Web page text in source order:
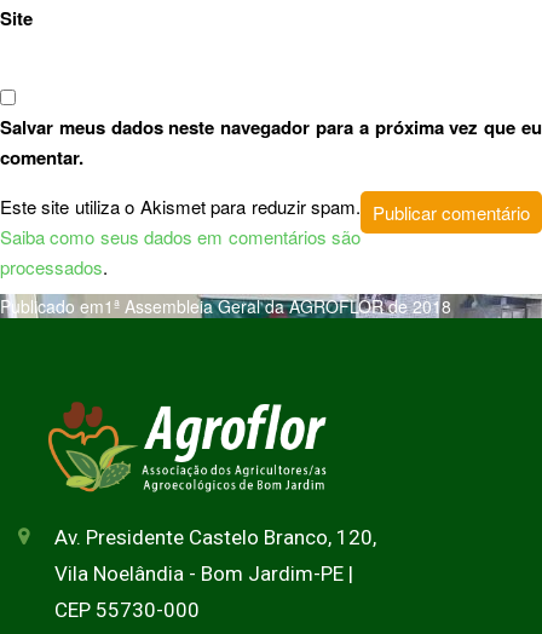
Site
Salvar meus dados neste navegador para a próxima vez que eu
comentar.
Este site utiliza o Akismet para reduzir spam.
Saiba como seus dados em comentários são
processados.
Publicado em1ª Assembleia Geral da AGROFLOR de 2018
Av. Presidente Castelo Branco, 120,
Vila Noelândia - Bom Jardim-PE |
CEP 55730-000